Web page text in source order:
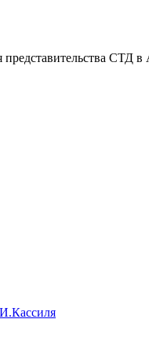
СТД в